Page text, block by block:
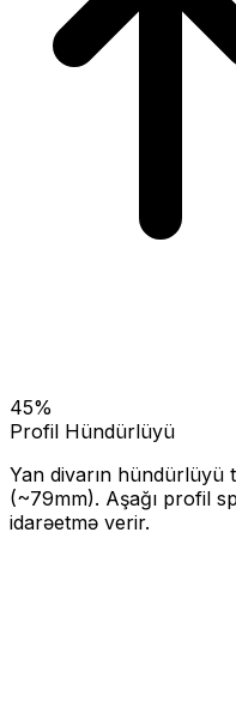
45%
Profil Hündürlüyü
Yan divarın hündürlüyü
(~79mm). Aşağı profil
idarəetmə verir.